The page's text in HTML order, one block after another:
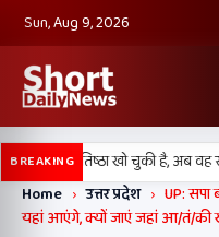
Sun, Aug 9, 2026
BREAKING
अपनी प्रतिष्ठा खो चुकी है, अब वह
Home › उत्तर प्रदेश › UP: सपा
यहां आएंगे, क्यों जाएं जहां आ/तं/की